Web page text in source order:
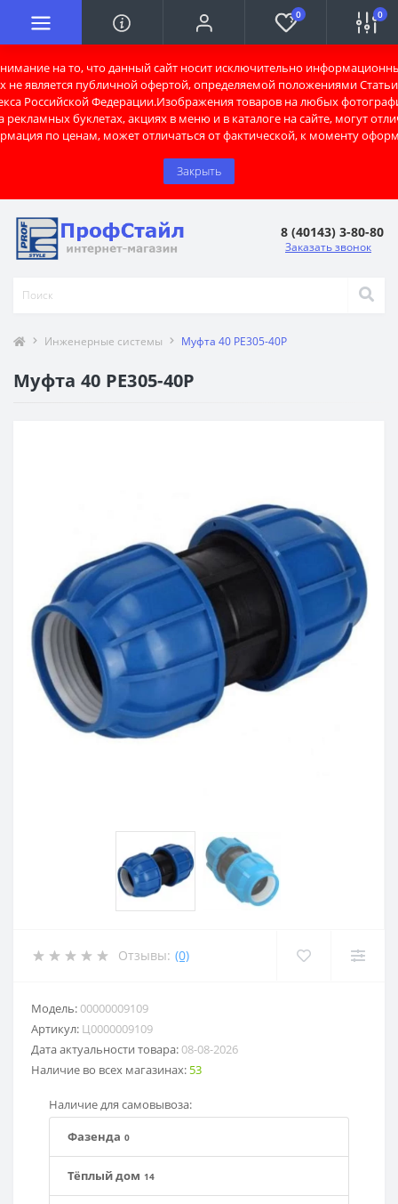
на то, что данный сайт носит исключительно
не является публичной офертой, определяемой положениями Статьи
Российской Федерации.Изображения товаров на любых
рекламных буклетах, акциях в меню и в каталоге на сайте, могут
по ценам, может отличаться от фактической, к моменту
Закрыть
0 0
8 (40143) 3-80-80
Заказать звонок
Инженерные системы Муфта 40 РЕ305-40Р
Муфта 40 РЕ305-40Р
Отзывы: (0)
Модель:00000009109
Артикул: Ц0000009109
Дата актуальности товара:08-08-2026
Наличие во всех магазинах: 53
Наличие для самовывоза:
Фазенда 0
Тёплый дом 14